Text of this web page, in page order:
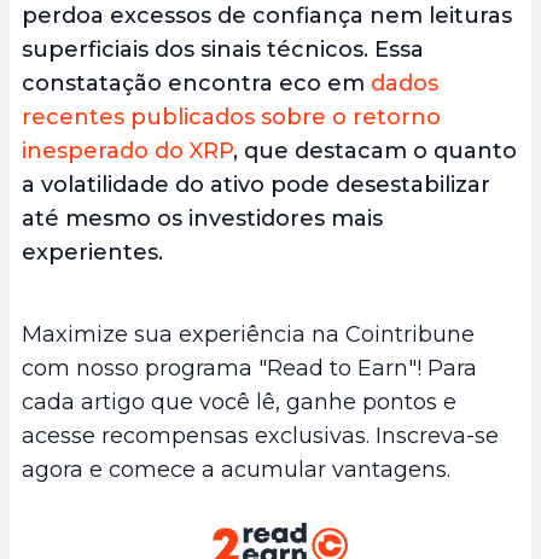
perdoa excessos de confiança nem leituras
superficiais dos sinais técnicos. Essa
constatação encontra eco em dados
recentes publicados sobre o retorno
inesperado do XRP, que destacam o quanto
a volatilidade do ativo pode desestabilizar
até mesmo os investidores mais
experientes.
Maximize sua experiência na Cointribune
com nosso programa "Read to Earn"! Para
cada artigo que você lê, ganhe pontos e
acesse recompensas exclusivas. Inscreva-se
agora e comece a acumular vantagens.